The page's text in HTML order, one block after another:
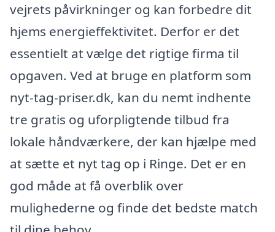
vejrets påvirkninger og kan forbedre dit
hjems energieffektivitet. Derfor er det
essentielt at vælge det rigtige firma til
opgaven. Ved at bruge en platform som
nyt-tag-priser.dk, kan du nemt indhente
tre gratis og uforpligtende tilbud fra
lokale håndværkere, der kan hjælpe med
at sætte et nyt tag op i Ringe. Det er en
god måde at få overblik over
mulighederne og finde det bedste match